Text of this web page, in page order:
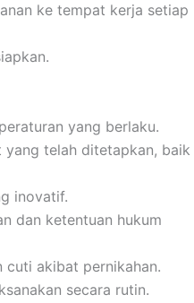
ke tempat kerja setiap
yang berlaku.
yang telah ditetapkan, baik
inovatif.
dan ketentuan hukum
cuti akibat pernikahan.
secara rutin.